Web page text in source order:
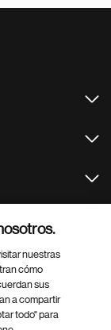
nuestras
cómo
sus
a compartir
todo" para